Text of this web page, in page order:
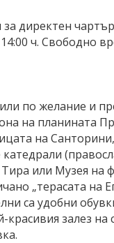
директен
14:00 ч.
по желание и
на планината
на
Тира или Музея
„терасата на
са удобни
залез